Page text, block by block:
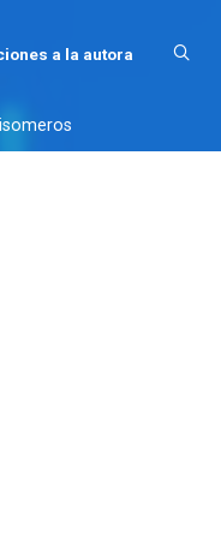
a la autora